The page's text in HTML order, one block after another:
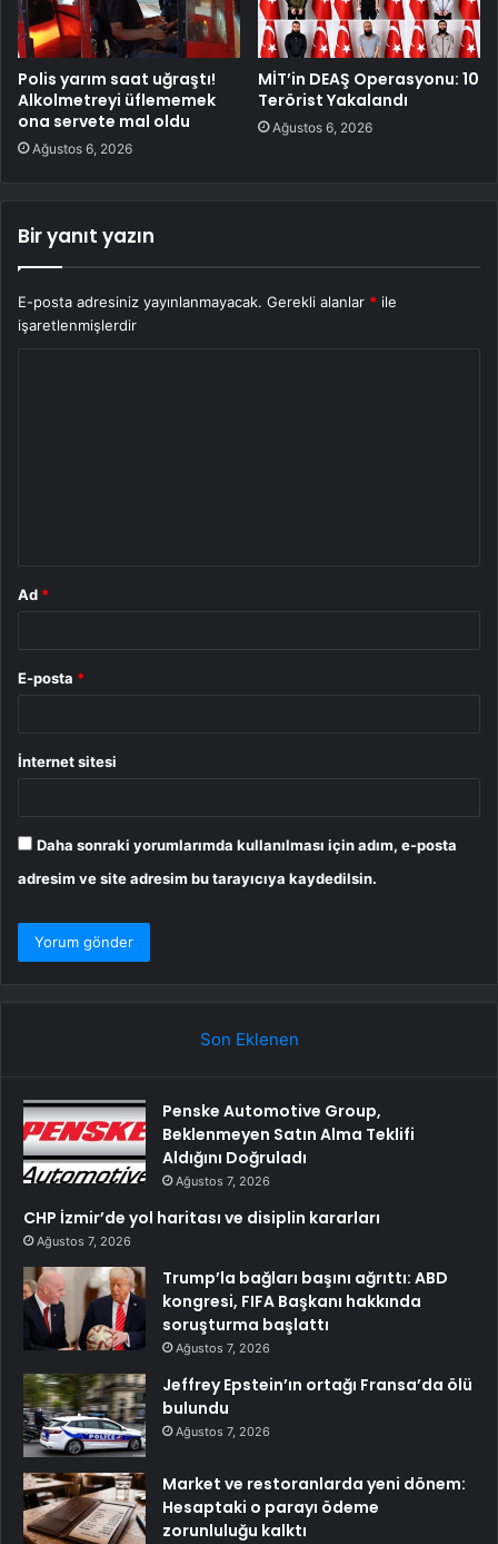
Polis yarım saat uğraştı!
Alkolmetreyi üflememek
ona servete mal oldu
Ağustos 6, 2026
MİT’in DEAŞ Operasyonu: 10
Terörist Yakalandı
Ağustos 6, 2026
Bir yanıt yazın
E-posta adresiniz yayınlanmayacak. Gerekli alanlar * ile
işaretlenmişlerdir
Ad *
E-posta *
İnternet sitesi
Daha sonraki yorumlarımda kullanılması için adım, e-posta
adresim ve site adresim bu tarayıcıya kaydedilsin.
Son Eklenen
Penske Automotive Group,
Beklenmeyen Satın Alma Teklifi
Aldığını Doğruladı
Ağustos 7, 2026
CHP İzmir’de yol haritası ve disiplin kararları
Ağustos 7, 2026
Trump’la bağları başını ağrıttı: ABD
kongresi, FIFA Başkanı hakkında
soruşturma başlattı
Ağustos 7, 2026
Jeffrey Epstein’ın ortağı Fransa’da ölü
bulundu
Ağustos 7, 2026
Market ve restoranlarda yeni dönem:
Hesaptaki o parayı ödeme
zorunluluğu kalktı